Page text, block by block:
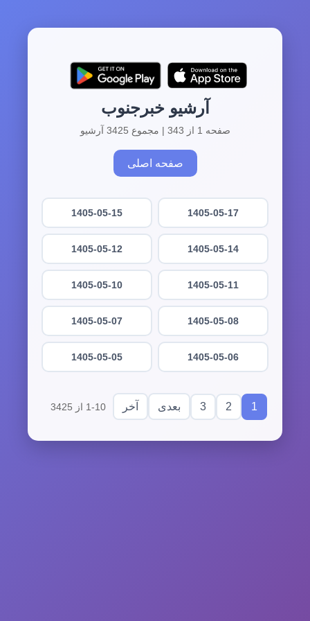
آرشیو خبرجنوب
صفحه 1 از 343 | مجموع 3425 آرشیو
صفحه اصلی
1405-05-17
1405-05-15
1405-05-14
1405-05-12
1405-05-11
1405-05-10
1405-05-08
1405-05-07
1405-05-06
1405-05-05
1
2
3 بعدی آخر 1-10 از 3425